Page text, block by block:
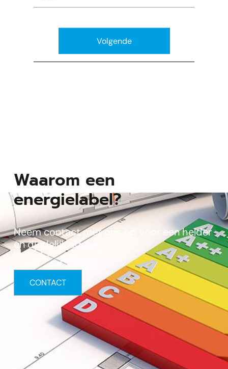
Volgende
Waarom een
energielabel?
Neem contact met ons op voor een helder
en duidelijk advies.
CONTACT